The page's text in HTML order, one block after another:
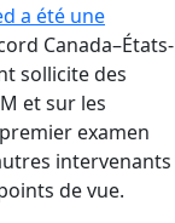
a été une
Canada–États-
sollicite des
et sur les
examen
intervenants
de vue.